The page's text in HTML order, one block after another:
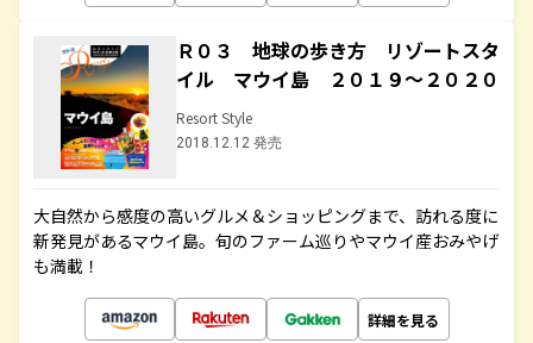
Ｒ０３ 地球の歩き方 リゾートスタ
イル マウイ島 ２０１９～２０２０
Resort Style
2018.12.12 発売
大自然から感度の高いグルメ＆ショッピングまで、訪れる度に
新発見があるマウイ島。旬のファーム巡りやマウイ産おみやげ
も満載！
詳細を見る